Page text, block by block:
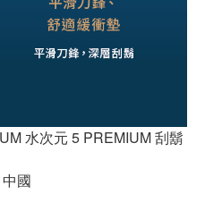
水次元 5 PREMIUM 刮鬍
國